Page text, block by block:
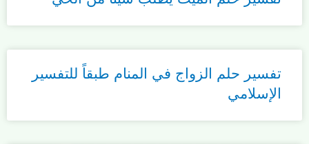
تفسير حلم الزواج في المنام طبقاً للتفسير
الإسلامي